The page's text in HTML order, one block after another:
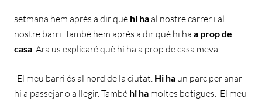
setmana hem après a dir què hi haal nostre carrer i al
nostre barri. També hem après a dir què hi ha a prop de
casa. Ara us explicaré què hi ha a prop de casa meva.
“El meu barri és al nord de la ciutat. Hi ha un parc per anar-
hi a passejar o a llegir. També hi ha moltes botigues. El meu